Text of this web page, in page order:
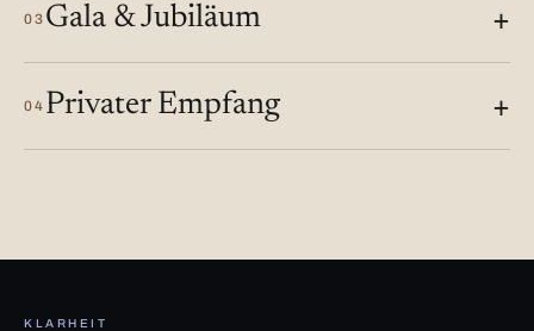
03 Gala & Jubiläum
04 Privater Empfang
KLARHEIT